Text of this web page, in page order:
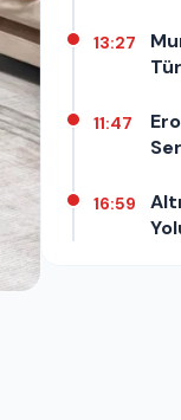
13:27
11:47
16:59